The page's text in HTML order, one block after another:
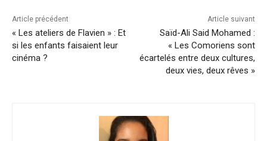
Article précédent
« Les ateliers de Flavien » : Et
si les enfants faisaient leur
cinéma ?
Article suivant
Saïd-Ali Said Mohamed :
« Les Comoriens sont
écartelés entre deux cultures,
deux vies, deux rêves »